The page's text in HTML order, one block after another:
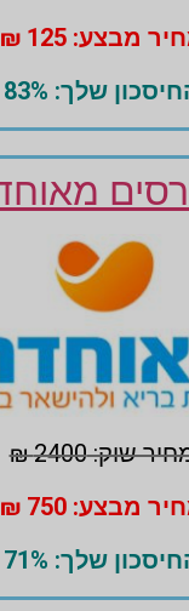
מבצע: 125 ₪
שלך: 83%
שוק: 2400 ₪
מבצע: 750 ₪
שלך: 71%